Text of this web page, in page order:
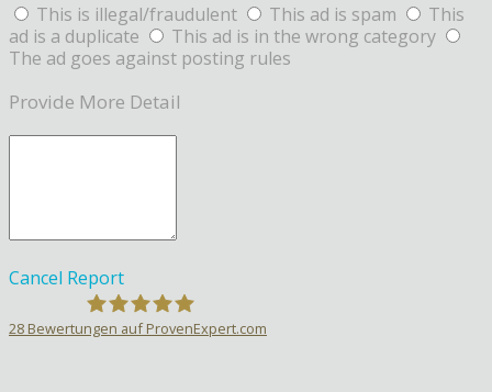
This is illegal/fraudulent This ad is spam
This
ad is a duplicate
This ad is in the wrong category
The ad goes against posting rules
Provide More Detail
Cancel Report
28 Bewertungen auf ProvenExpert.com